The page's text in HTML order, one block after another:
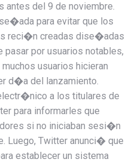
antes del 9 de noviembre.
para evitar que los
reci�n creadas dise�adas
por usuarios notables,
usuarios hicieran
d�a del lanzamiento.
a los titulares de
para informarles que
si no iniciaban sesi�n
Luego, Twitter anunci� que
establecer un sistema